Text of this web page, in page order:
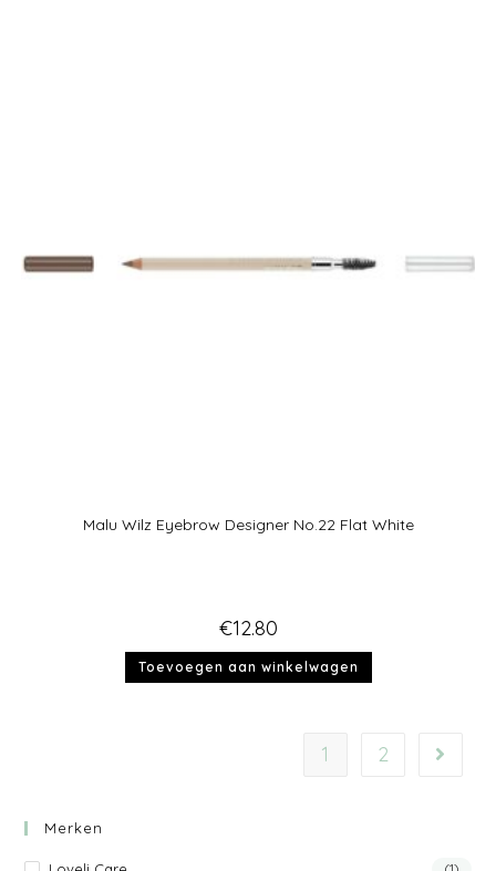
Malu Wilz Eyebrow Designer No.22 Flat White
€12.80
Toevoegen aan winkelwagen
1 2
Merken
(1)